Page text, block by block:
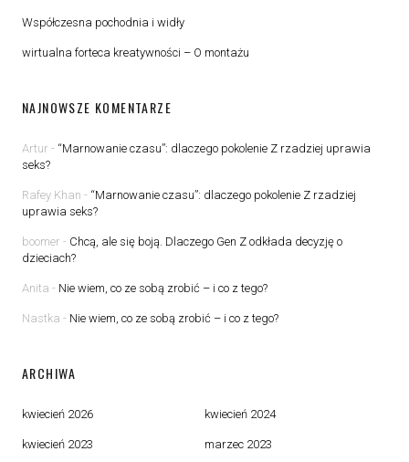
Współczesna pochodnia i widły
wirtualna forteca kreatywności – O montażu
NAJNOWSZE KOMENTARZE
Artur - “Marnowanie czasu”: dlaczego pokolenie Z rzadziej uprawia
seks?
Rafey Khan - “Marnowanie czasu”: dlaczego pokolenie Z rzadziej
uprawia seks?
boomer - Chcą, ale się boją. Dlaczego Gen Z odkłada decyzję o
dzieciach?
Anita - Nie wiem, co ze sobą zrobić – i co z tego?
Nastka - Nie wiem, co ze sobą zrobić – i co z tego?
ARCHIWA
kwiecień 2026 kwiecień 2024
kwiecień 2023 marzec 2023